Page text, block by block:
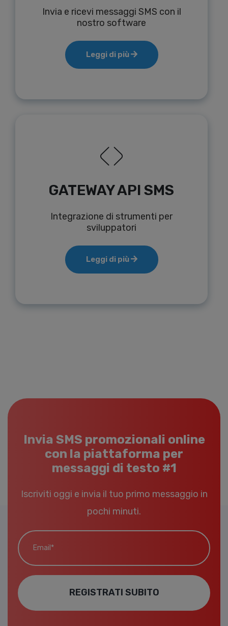
Invia e ricevi messaggi SMS con il
nostro software
Leggi di più
GATEWAY API SMS
Integrazione di strumenti per
sviluppatori
Leggi di più
Invia SMS promozionali online
con la piattaforma per
messaggi di testo #1
Iscriviti oggi e invia il tuo primo messaggio in
pochi minuti.
Email*
REGISTRATI SUBITO